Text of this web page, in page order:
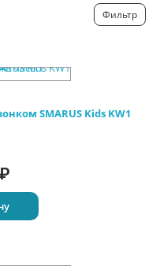
Фильтр
SMARUS Kids KW1
₽